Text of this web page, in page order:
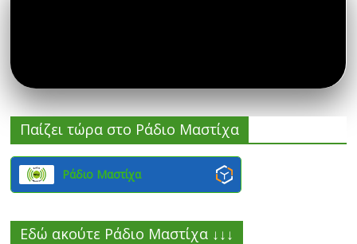
Παίζει τώρα στο Ράδιο Μαστίχα
Ράδιο Μαστίχα
Εδώ ακούτε Ράδιο Μαστίχα ↓↓↓